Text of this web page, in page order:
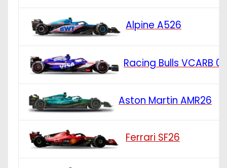
Alpine A526
Racing Bulls VCARB 03
Aston Martin AMR26
Ferrari SF26